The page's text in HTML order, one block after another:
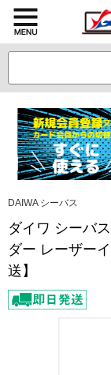
DAIWA シーバス
ダイワ シーバ
ダー レーザー
送】